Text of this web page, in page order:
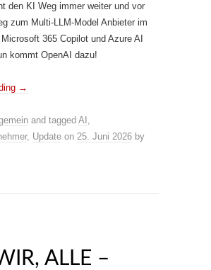
den KI Weg immer weiter und vor
zum Multi-LLM-Model Anbieter im
365 Copilot und Azure AI
kommt OpenAI dazu!
→
and tagged AI ,
, Update on 25. Juni 2026 by
ALLE –